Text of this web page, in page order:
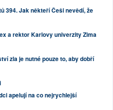
394. Jak někteří Češi nevědí, že
a rektor Karlovy univerzity Zima
zla je nutné pouze to, aby dobří
apelují na co nejrychlejší